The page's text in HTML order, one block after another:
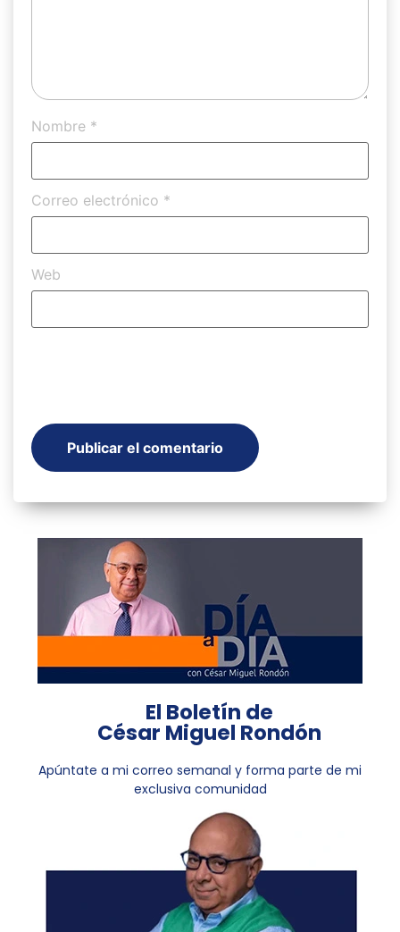
Nombre *
Correo electrónico *
Web
El Boletín de
César Miguel Rondón
Apúntate a mi correo semanal y forma parte de mi
exclusiva comunidad